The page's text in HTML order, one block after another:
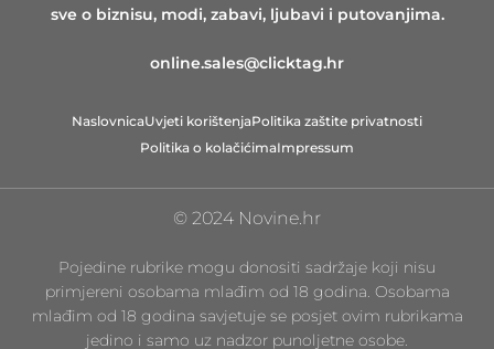
sve o biznisu, modi, zabavi, ljubavi i putovanjima.
online.sales@clicktag.hr
NaslovnicaUvjeti korištenjaPolitika zaštite privatnosti
Politika o kolačićimaImpressum
© 2024 Novine.hr
Pojedine rubrike mogu donositi sadržaje koji nisu
primjereni osobama mlađim od 18 godina. Osobama
mlađim od 18 godina savjetuje se posjet ovim rubrikama
jedino i samo uz nadzor punoljetne osobe.